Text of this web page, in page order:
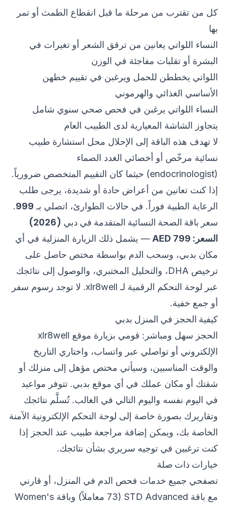
كل من تقترب من مرحلة ما قبل انقطاع الطمث أو تمر
بها
النساء اللواتي يعانين من ترقق الشعر أو تغيرات في
البشرة أو تقلبات مفاجئة في الوزن
اللواتي يخططن للحمل ويرغبن في تقييم خطهن
الأساسي الغذائي والهرموني
النساء اللواتي يرغبن في فحص صحي سنوي شامل
يتجاوز الشاشة المعيارية لدى الطبيب العام
لا تهدف هذه الباقة إلى الإحلال محل استشارة طبيب
نسائية مرخّص أو أخصائي الغدد الصماء
(endocrinologist) حيثما كان التقييم المتخصص ضرورياً.
إذا كنت تعانين من أعراض حادة أو شديدة، يرجى طلب
الرعاية الطبية فوراً. في حالات الطوارئ، اتصلي بـ 999
.
سعر باقة الصحة النسائية المتقدمة في دبي (2026)
السعر: AED 799
— يشمل ذلك الزيارة المنزلية في أي
مكان بدبي، وسحب الدم بواسطة مختص حاصل على
ترخيص DHA، والتحليل المختبري، والوصول إلى نتائجك
عبر لوحة التحكم الرقمية لـ xlr8well. لا توجد رسوم سفر
أو جمع خفية.
كيفية الحجز في المنزل بدبي
الحجز سهل ومباشر: قومي بزيارة موقع xlr8well
الإلكتروني أو تواصلي عبر واتساب، واختاري التاريخ
والوقت المناسبين، وسيأتي مختص مؤهل إلى منزلك أو
شقتك أو مكان عملك في أي موقع بدبي. تتوفر مواعيد
في اليوم نفسه واليوم التالي في الغالب. تُسلَّم نتائجك
وتقاريرك بصورة خاصة إلى لوحة التحكم الإلكترونية الآمنة
الخاصة بك، ويمكن إضافة مراجعة طبيب عند الحجز إذا
كنت ترغبين في توجيه سريري بشأن نتائجك.
خيارات ذات صلة
تصفحي جميع خدمات فحص الدم في المنزل، أو قارني
مع باقة STD Advanced (73 معاملاً) وباقة Women's